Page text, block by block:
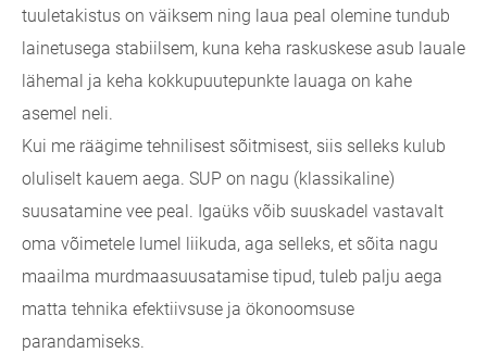
tuuletakistus on väiksem ning laua peal olemine tundub
lainetusega stabiilsem, kuna keha raskuskese asub lauale
lähemal ja keha kokkupuutepunkte lauaga on kahe
asemel neli.
Kui me räägime tehnilisest sõitmisest, siis selleks kulub
oluliselt kauem aega. SUP on nagu (klassikaline)
suusatamine vee peal. Igaüks võib suuskadel vastavalt
oma võimetele lumel liikuda, aga selleks, et sõita nagu
maailma murdmaasuusatamise tipud, tuleb palju aega
matta tehnika efektiivsuse ja ökonoomsuse
parandamiseks.